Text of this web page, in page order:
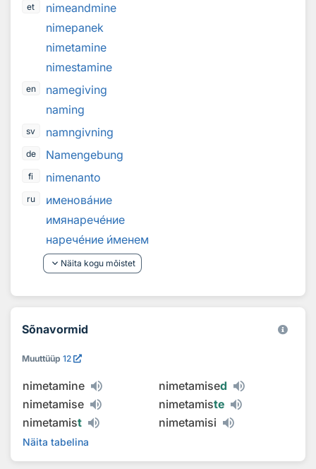
et
nimeandmine
nimepanek
nimetamine
nimestamine
en
namegiving
naming
sv namngivning
de Namengebung
fi nimenanto
ru именование
имянаречение
наречение именем
keyboard_arrow_down Näita kogu mõistet
Sõnavormid
Muuttüüp 12
nimetamine nimetamised
nimetamise
nimetamiste
nimetamist nimetamisi
Näita tabelina